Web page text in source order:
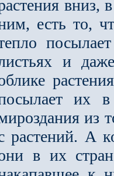
вниз,
есть то,
и
их
из
растений. А
в их